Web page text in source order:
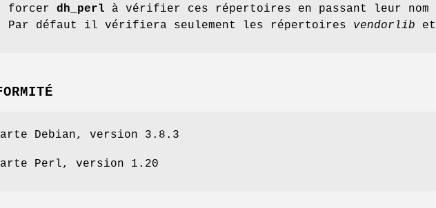
forcer dh_perl à vérifier ces répertoires en passant leur nom
Par défaut il vérifiera seulement les répertoires vendorlib et
Debian, version 3.8.3
Perl, version 1.20